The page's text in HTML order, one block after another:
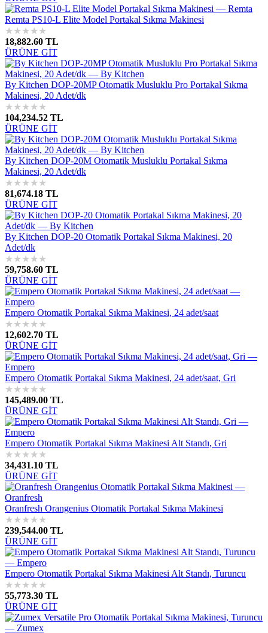
Remta PS10-L Elite Model Portakal Sıkma Makinesi
★★★★★
18,882.60 TL
ÜRÜNE GİT
By Kitchen DOP-20MP Otomatik Musluklu Pro Portakal Sıkma
Makinesi, 20 Adet/dk
★★★★★
104,234.52 TL
ÜRÜNE GİT
By Kitchen DOP-20M Otomatik Musluklu Portakal Sıkma
Makinesi, 20 Adet/dk
★★★★★
81,674.18 TL
ÜRÜNE GİT
By Kitchen DOP-20 Otomatik Portakal Sıkma Makinesi, 20
Adet/dk
★★★★★
59,758.60 TL
ÜRÜNE GİT
Empero Otomatik Portakal Sıkma Makinesi, 24 adet/saat
★★★★★
12,602.70 TL
ÜRÜNE GİT
Empero Otomatik Portakal Sıkma Makinesi, 24 adet/saat, Gri
★★★★★
145,489.00 TL
ÜRÜNE GİT
Empero Otomatik Portakal Sıkma Makinesi Alt Standı, Gri
★★★★★
34,431.10 TL
ÜRÜNE GİT
Oranfresh Orangenius Otomatik Portakal Sıkma Makinesi
★★★★★
239,544.00 TL
ÜRÜNE GİT
Empero Otomatik Portakal Sıkma Makinesi Alt Standı, Turuncu
★★★★★
55,773.30 TL
ÜRÜNE GİT